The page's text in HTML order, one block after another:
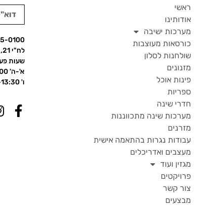
ראשי
אודותינו
מערכות ישיבה
כורסאות מעוצבות
שולחנות לסלון
מזנונים
פינות אוכל
ספריות
חדרי שינה
מערכות שינה מתכווננות
מזרנים
עבודות נגרות בהתאמה אישית
מעצבים ואדריכלים
מגזין ועוד
פרויקטים
צור קשר
מבצעים
0100
לח"י 21, בני ברק
שעות
א'-ה' 09:30-18:00
ו' 09:30-13:30